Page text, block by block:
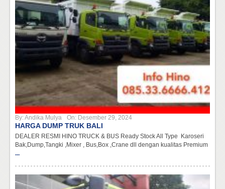
By:Andika Mulya On: Desember 29, 2024
HARGA DUMP TRUK BALI
DEALER RESMI HINO TRUCK & BUS Ready Stock All Type Karoseri
Bak,Dump,Tangki ,Mixer , Bus,Box ,Crane dll dengan kualitas Premium
...